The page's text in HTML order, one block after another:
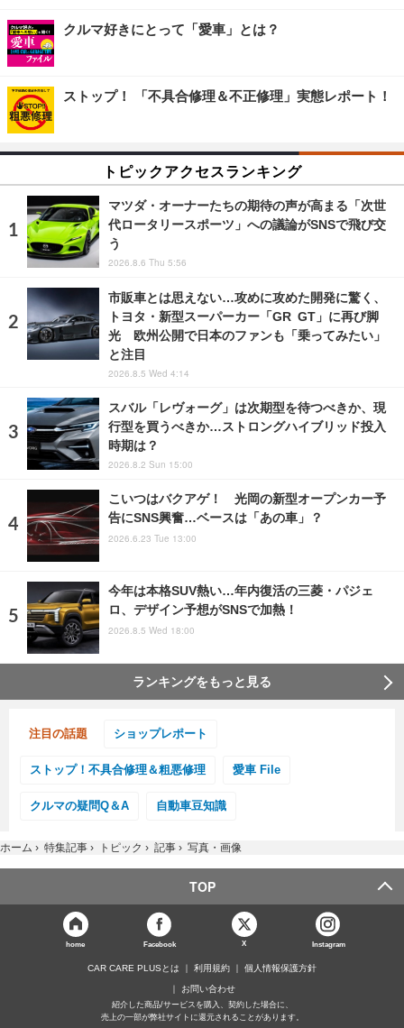
クルマ好きにとって「愛車」とは？
ストップ！ 「不具合修理＆不正修理」実態レポート！
トピックアクセスランキング
マツダ・オーナーたちの期待の声が高まる「次世
代ロータリースポーツ」への議論がSNSで飛び交
う
2026.8.6 Thu 5:56
市販車とは思えない…攻めに攻めた開発に驚く、
トヨタ・新型スーパーカー「GR GT」に再び脚
光 欧州公開で日本のファンも「乗ってみたい」
と注目
2026.8.5 Wed 4:14
スバル「レヴォーグ」は次期型を待つべきか、現
行型を買うべきか…ストロングハイブリッド投入
時期は？
2026.8.2 Sun 15:00
こいつはバクアゲ！ 光岡の新型オープンカー予
告にSNS興奮…ベースは「あの車」？
2026.6.23 Tue 13:00
今年は本格SUV熱い…年内復活の三菱・パジェ
ロ、デザイン予想がSNSで加熱！
2026.8.5 Wed 18:00
ランキングをもっと見る
注目の話題 ショップレポート
ストップ！不具合修理＆粗悪修理 愛車 File
クルマの疑問Q＆A 自動車豆知識
ホーム › 特集記事 › トピック › 記事 › 写真・画像
TOP
home Facebook X Instagram
CAR CARE PLUSとは 利用規約 個人情報保護方針
お問い合わせ
紹介した商品/サービスを購入、契約した場合に、
売上の一部が弊社サイトに還元されることがあります。